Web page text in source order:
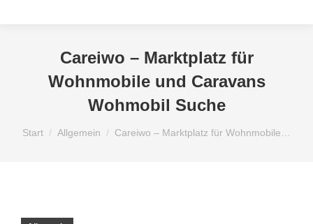
Careiwo – Marktplatz für
Wohnmobile und Caravans
Wohmobil Suche
Sie befinden sich hier:
Start Allgemein Careiwo – Marktplatz für Wohnmobile…